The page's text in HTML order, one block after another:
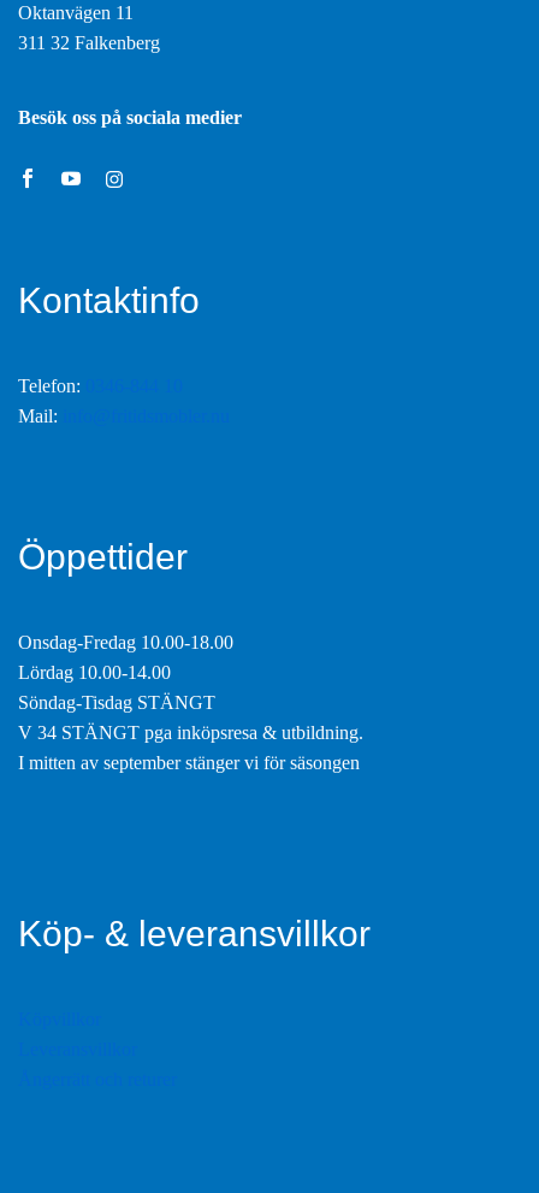
Oktanvägen 11
311 32 Falkenberg
Besök oss på sociala medier
Kontaktinfo
Telefon:
Mail:
Öppettider
Onsdag-Fredag 10.00-18.00
Lördag 10.00-14.00
Söndag-Tisdag STÄNGT
V 34 STÄNGT pga inköpsresa & utbildning.
I mitten av september stänger vi för säsongen
Köp- & leveransvillkor